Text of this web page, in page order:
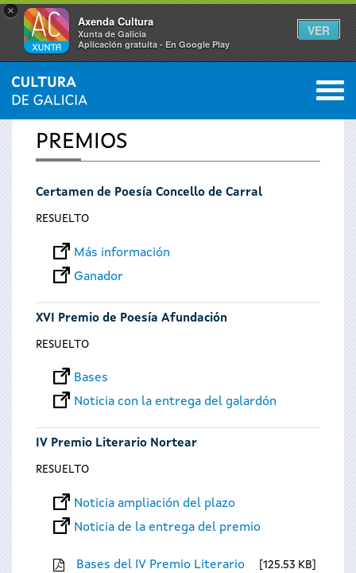
×
Axenda Cultura
Xunta de Galicia
Aplicación gratuíta - En Google Play
VER
Se
encuentra
usted
INICIO 0
PREMIOS
Certamen de Poesía Concello de Carral
RESUELTO
Más información
Ganador
XVI Premio de Poesía Afundación
RESUELTO
Bases
Noticia con la entrega del galardón
IV Premio Literario Nortear
RESUELTO
Noticia ampliación del plazo
Noticia de la entrega del premio
Bases del IV Premio Literario
125.53 KB